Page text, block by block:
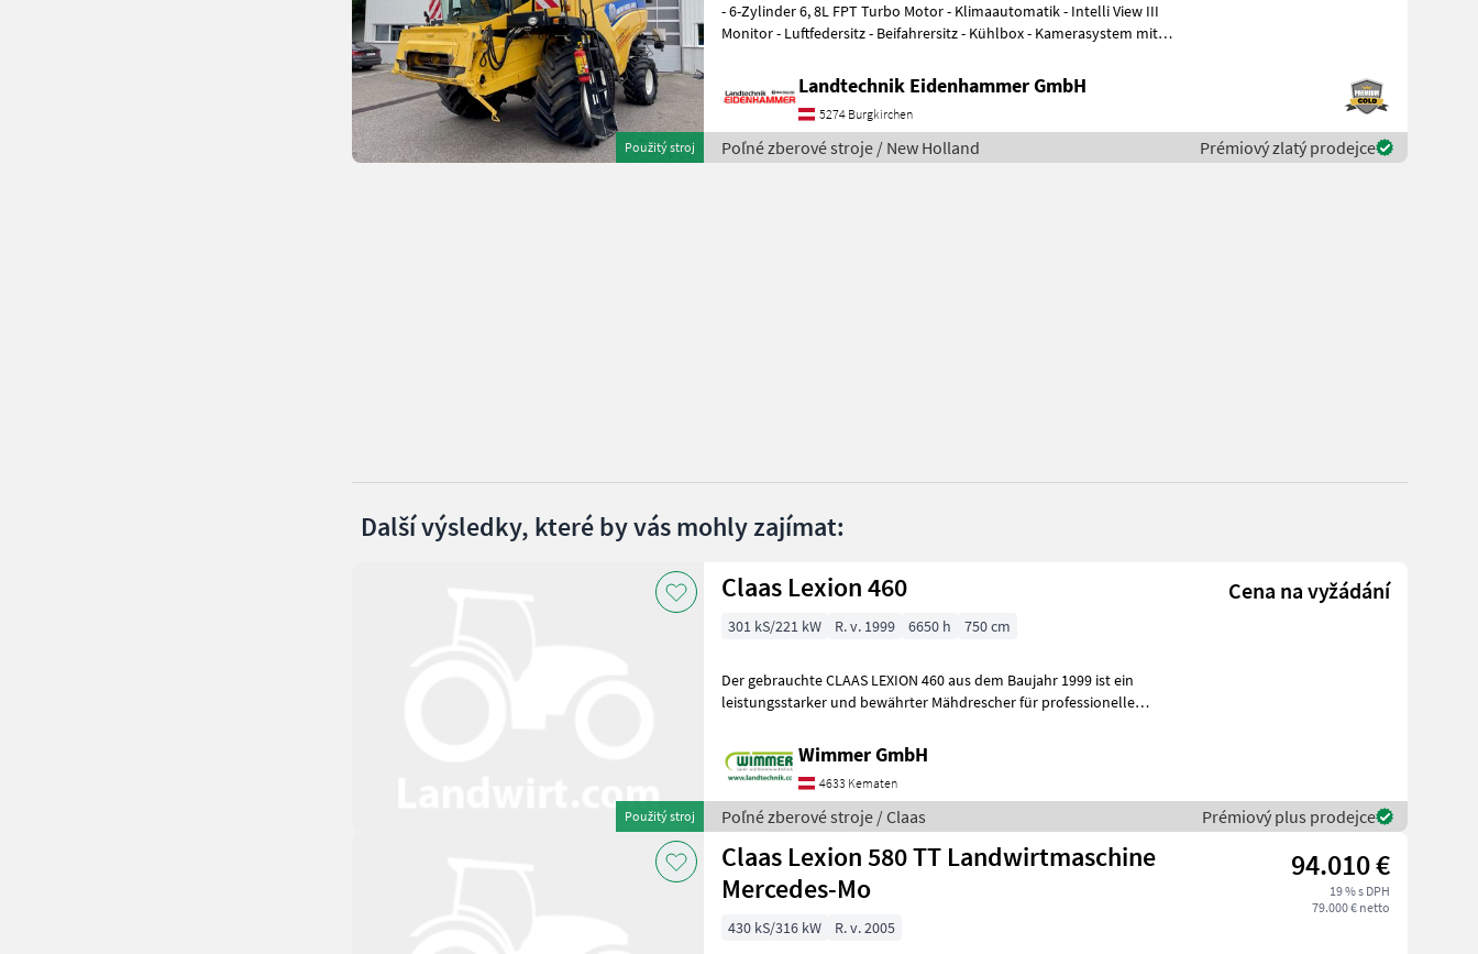
Použitý stroj
- 6-Zylinder 6, 8L FPT Turbo Motor - Klimaautomatik - Intelli View III
Monitor - Luftfedersitz - Beifahrersitz - Kühlbox - Kamerasystem mit
Landtechnik Eidenhammer GmbH
5274 Burgkirchen
Poľné zberové stroje / New Holland Prémiový zlatý prodejce
Další výsledky, které by vás mohly zajímat:
Použitý stroj
Claas Lexion 460 Cena na vyžádání
301 kS/221 kW R. v. 1999 6650 h 750 cm
Der gebrauchte CLAAS LEXION 460 aus dem Baujahr 1999 ist ein
leistungsstarker und bewährter Mähdrescher für professionelle
Wimmer GmbH
4633 Kematen
Poľné zberové stroje / Claas Prémiový plus prodejce
Claas Lexion 580 TT Landwirtmaschine
Mercedes-Mo
94.010 €
19 % s DPH
79.000 € netto
430 kS/316 kW
R. v. 2005